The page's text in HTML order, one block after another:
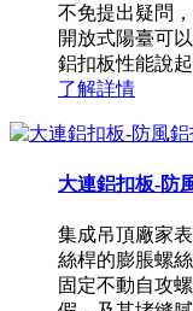
不免提出疑問
開放式陽臺可
鋁扣板性能說
了解詳情
大連鋁扣板-防
集成吊頂廠家
絲桿的膨脹螺
固定不動自攻